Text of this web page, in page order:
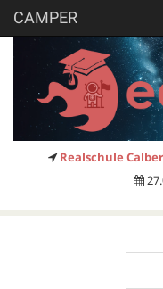
CAMPER
Realschule